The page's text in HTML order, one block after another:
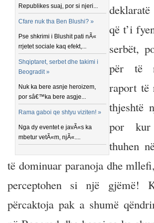
Republikes suaj, por si njeri...
Cfare nuk tha Ben Blushi? »
Pse shkrimi i Blushit pati nÃ«
rrjetet sociale kaq efekt,...
Shqiptaret, serbet dhe takimi i
Beogradit »
Nuk ka bere asnje heroizem,
por sâ€™ka bere asgje...
Rama gaboi qe shtyu viziten! »
Nga dy eventet e javÃ«s ka
mbetur vetÃ«m, njÃ«....
që t’i
serbët,
për të
raport të
thjeshtë
por
thuhen
të dominuar paranoja dhe
perceptohen si një gjëmë!
përcaktoja pak a shumë